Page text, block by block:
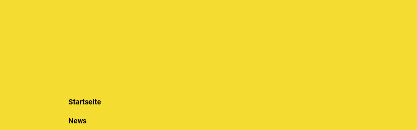
Startseite
News